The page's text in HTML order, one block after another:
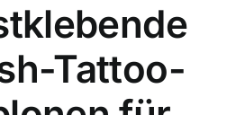
Tattoo-